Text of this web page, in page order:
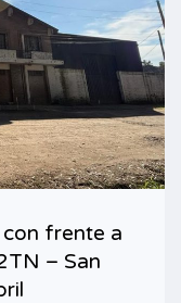
frente a
– San